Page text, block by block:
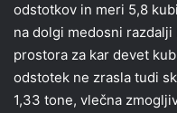
odstotkov in meri 5,8
na dolgi medosni
prostora za kar devet
odstotek ne zrasla tudi
1,33 tone, vlečna